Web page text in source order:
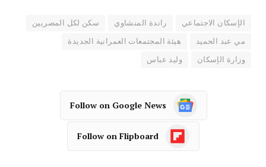
الإسكان الاجتماعي راندة المنشاوي سكن لكل المصريين
مي عبد الحميد هيئة المجتمعات العمرانية الجديدة
وزارة الإسكان وليد عباس
Follow on Google News
Follow on Flipboard